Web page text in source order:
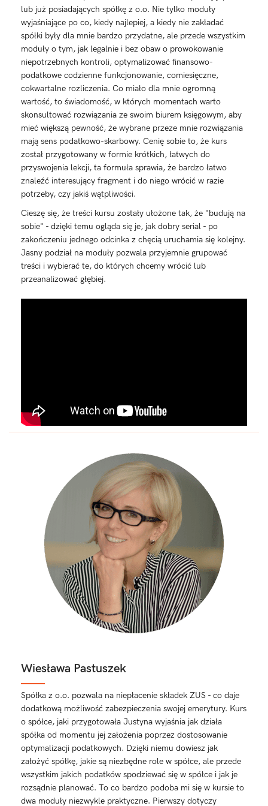
Jak mieć ubezpieczenie zdrowotne
A co z emeryturą z ZUS-u
Czy mogę spółkę założyć ze żoną/mężem
Jak wybrać numery PKD do spółki
Czy nazwa spółki musi być identyczna jak
nazwa marki
Jak sprzedać spółkę
Czy kapitał 5000zł wygląda poważnie?
Skąd wziąć pieniądze na rozkręcenie spółki
lub już posiadających spółkę z o.o. Nie tylko moduły
wyjaśniające po co, kiedy najlepiej, a kiedy nie zakładać
spółki były dla mnie bardzo przydatne, ale przede wszystkim
moduły o tym, jak legalnie i bez obaw o prowokowanie
niepotrzebnych kontroli, optymalizować finansowo-
podatkowe codzienne funkcjonowanie, comiesięczne,
cokwartalne rozliczenia. Co miało dla mnie ogromną
wartość, to świadomość, w których momentach warto
skonsultować rozwiązania ze swoim biurem księgowym, aby
mieć większą pewność, że wybrane przeze mnie rozwiązania
mają sens podatkowo-skarbowy. Cenię sobie to, że kurs
został przygotowany w formie krótkich, łatwych do
przyswojenia lekcji, ta formuła sprawia, że bardzo łatwo
znaleźć interesujący fragment i do niego wrócić w razie
potrzeby, czy jakiś wątpliwości.
Cieszę się, że treści kursu zostały ułożone tak, że "budują na
sobie" - dzięki temu ogląda się je, jak dobry serial - po
zakończeniu jednego odcinka z chęcią uruchamia się kolejny.
Jasny podział na moduły pozwala przyjemnie grupować
treści i wybierać te, do których chcemy wrócić lub
przeanalizować głębiej.
Wiesława Pastuszek
Spółka z o.o. pozwala na niepłacenie składek ZUS - co daje
dodatkową możliwość zabezpieczenia swojej emerytury. Kurs
o spółce, jaki przygotowała Justyna wyjaśnia jak działa
spółka od momentu jej założenia poprzez dostosowanie
optymalizacji podatkowych. Dzięki niemu dowiesz jak
założyć spółkę, jakie są niezbędne role w spółce, ale przede
wszystkim jakich podatków spodziewać się w spółce i jak je
rozsądnie planować. To co bardzo podoba mi się w kursie to
dwa moduły niezwykle praktyczne. Pierwszy dotyczy